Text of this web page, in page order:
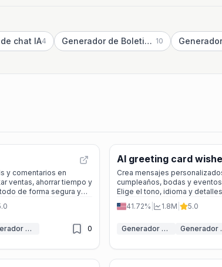
chat IA4 Generador de Boletines IA 10
y comentarios en
ventas, ahorrar tiempo y
de forma segura y
Generador de mensajes IA 0
AI greeting card
generator
Crea mensajes
cumpleaños, bodas y
Elige el tono, idioma y
felicitación única y gratuita.
41.72% 1.8M 5.0
Generador de mensajes IA